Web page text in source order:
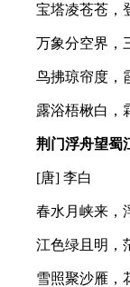
宝塔凌苍苍，登
万象分空界，三
鸟拂琼帘度，霞
露浴梧楸白，霜
荆门浮舟望蜀
[唐] 李白
春水月峡来，浮
江色绿且明，茫
雪照聚沙雁，花